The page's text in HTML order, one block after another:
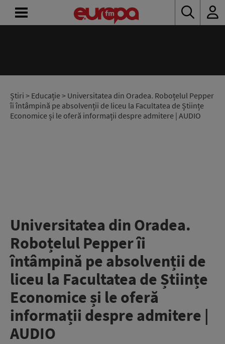
Știri > Educație> Universitatea din Oradea. Roboțelul Pepper
îi întâmpină pe absolvenții de liceu la Facultatea de Științe
Economice și le oferă informații despre admitere | AUDIO
Universitatea din Oradea.
Roboțelul Pepper îi
întâmpină pe absolvenții de
liceu la Facultatea de Științe
Economice și le oferă
informații despre admitere |
AUDIO
RADIO
CONCURSURI